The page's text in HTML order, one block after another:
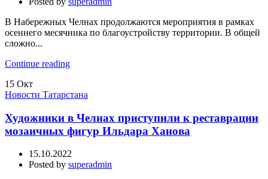
В Набережных Челнах продолжаются мероприятия в рамках
осеннего месячника по благоустройству территории. В общей
сложно...
Continue reading
15 Окт
Новости Татарстана
Художники в Челнах приступили к реставрации
мозаичных фигур Ильдара Ханова
15.10.2022
Posted by superadmin